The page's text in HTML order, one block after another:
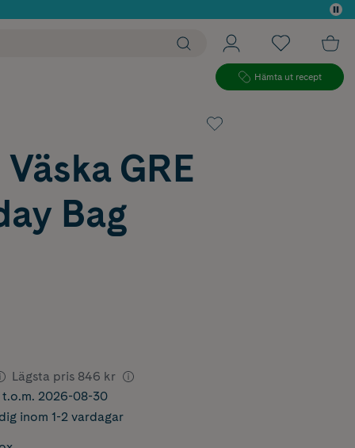
Hämta ut recept
GRE
Bag
Lägsta pris 846 kr
2026-08-30
inom 1-2 vardagar